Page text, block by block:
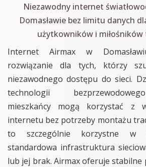
Niezawodny internet
Domasławie bez limitu danych
użytkowników i
Internet Airmax w
rozwiązanie dla tych, którzy
niezawodnego dostępu do sieci.
technologii
mieszkańcy mogą korzystać z
internetu bez potrzeby montażu
to szczególnie korzystne w
standardowa infrastruktura
lub jej brak. Airmax oferuje stabilne